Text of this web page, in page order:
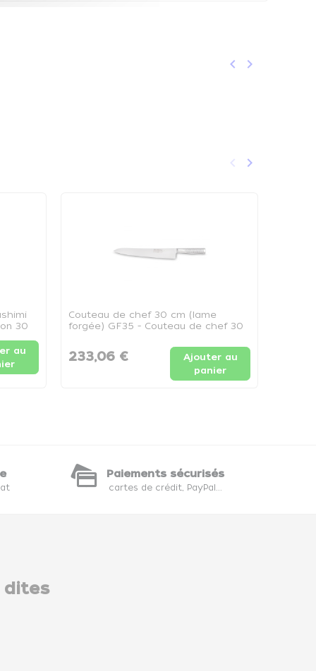
Précédent
keyboard_arrow_left Suivant
keyboard_arrow_right
Précédent
keyboard_arrow_left Suivant
keyboard_arrow_right
30
au
Couteau de chef 30 cm (lame
forgée) GF35 - Couteau de chef 30
233,06 €
Ajouter au
panier
Paiements sécurisés
cartes de crédit, PayPal...
dites